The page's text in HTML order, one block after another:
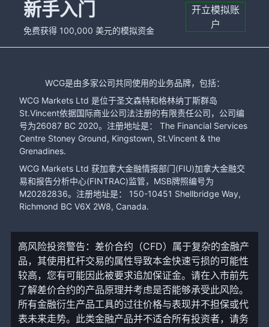
新手入门
免费获得 100,000 美元的模拟资金
开立模拟账
户
WCG是由多家公司共同使用的业务品牌，包括：
WCG Markets Ltd 是位于圣文森特和格林纳丁斯群岛
St.Vincent依据国际商业公司法注册的有限责任公司，公司编
号为26087 BC 2020。注册地址是： The Financial Services
Centre Stoney Ground, Kingstown, St.Vincent & the
Grenadines.
WCG Markets Ltd 获加拿大金融情报部门(FIU)加拿大金融交
易和报告分析中心(FINTRAC)监管，MSB牌照编号为
M20282836。注册地址是： 150-10451 Shellbridge Way,
Richmond BC V6X 2W8, Canada.
高风险投资警告：差价合约（CFD）属于复杂的金融产
品，其使用杠杆交易的属性导致本金快速亏损的可能性
较高，您有可能因此被要求追加保证金。请在入市前先
了解差价合约的产品原理并考虑是否能够承受此风险。
所有金融衍生产品工具的过往价格与表现并不担保或代
表未来走势。此类金融产品并不适合所有投资者，请务